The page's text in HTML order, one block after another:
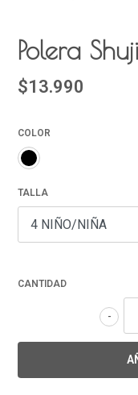
Polera
$13.990
COLOR
TALLA
CANTIDAD
-